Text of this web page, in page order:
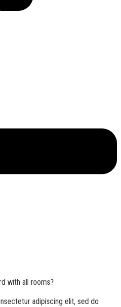
with all rooms?
adipiscing elit, sed do